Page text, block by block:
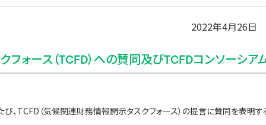
2022年4月26日
ォース（TCFD）への賛同及びTCFDコンソーシ
TCFD（気候関連財務情報開示タスクフォース）の提言に賛同を表明